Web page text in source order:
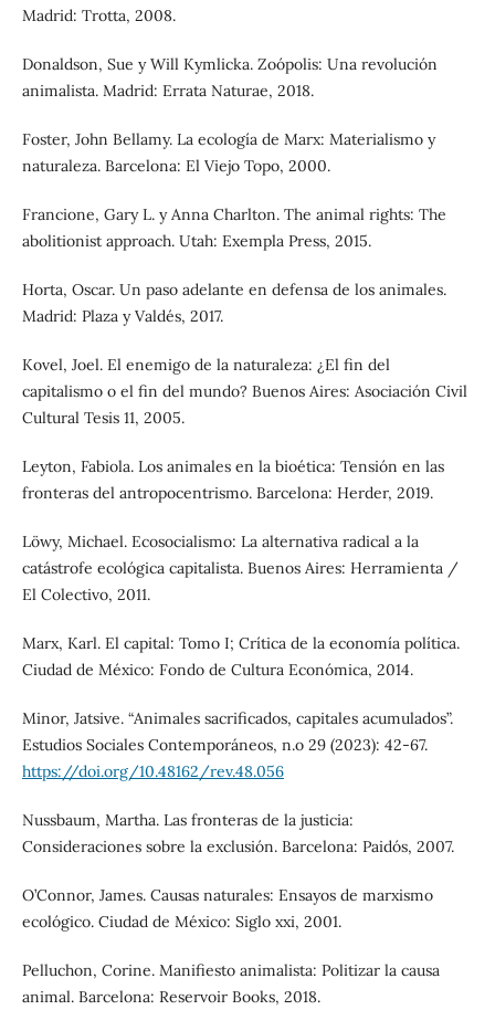
Madrid: Trotta, 2008.
Donaldson, Sue y Will Kymlicka. Zoópolis: Una revolución
animalista. Madrid: Errata Naturae, 2018.
Foster, John Bellamy. La ecología de Marx: Materialismo y
naturaleza. Barcelona: El Viejo Topo, 2000.
Francione, Gary L. y Anna Charlton. The animal rights: The
abolitionist approach. Utah: Exempla Press, 2015.
Horta, Oscar. Un paso adelante en defensa de los animales.
Madrid: Plaza y Valdés, 2017.
Kovel, Joel. El enemigo de la naturaleza: ¿El fin del
capitalismo o el fin del mundo? Buenos Aires: Asociación Civil
Cultural Tesis 11, 2005.
Leyton, Fabiola. Los animales en la bioética: Tensión en las
fronteras del antropocentrismo. Barcelona: Herder, 2019.
Löwy, Michael. Ecosocialismo: La alternativa radical a la
catástrofe ecológica capitalista. Buenos Aires: Herramienta /
El Colectivo, 2011.
Marx, Karl. El capital: Tomo I; Crítica de la economía política.
Ciudad de México: Fondo de Cultura Económica, 2014.
Minor, Jatsive. “Animales sacrificados, capitales acumulados”.
Estudios Sociales Contemporáneos, n.o 29 (2023): 42-67.
https://doi.org/10.48162/rev.48.056
Nussbaum, Martha. Las fronteras de la justicia:
Consideraciones sobre la exclusión. Barcelona: Paidós, 2007.
O’Connor, James. Causas naturales: Ensayos de marxismo
ecológico. Ciudad de México: Siglo xxi, 2001.
Pelluchon, Corine. Manifiesto animalista: Politizar la causa
animal. Barcelona: Reservoir Books, 2018.